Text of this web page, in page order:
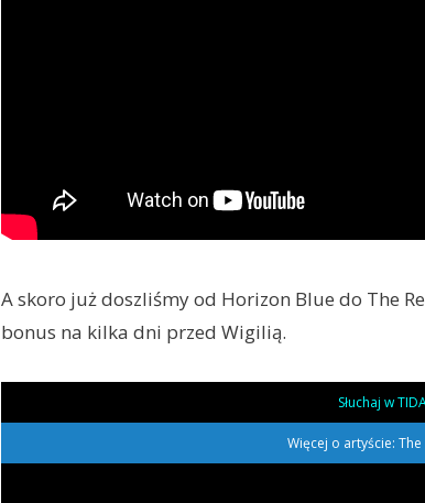
A skoro już doszliśmy od Horizon Blue do The
bonus na kilka dni przed Wigilią.
Słuchaj w
Więcej o artyście: The